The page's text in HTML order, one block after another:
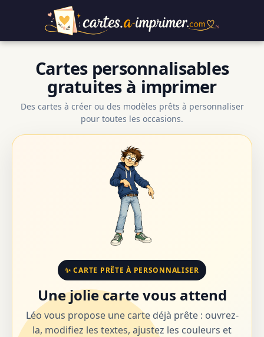
Cartes personnalisables
gratuites à imprimer
Des cartes à créer ou des modèles prêts à personnaliser
pour toutes les occasions.
✨ CARTE PRÊTE À PERSONNALISER
Une jolie carte vous attend
Léo vous propose une carte déjà prête : ouvrez-
la, modifiez les textes, ajustez les couleurs et